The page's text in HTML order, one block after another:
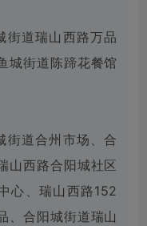
街道瑞山西路万品
城街道陈蹄花餐馆
街道合州市场、合
山西路合阳城社区
心、瑞山西路152
、合阳城街道瑞山